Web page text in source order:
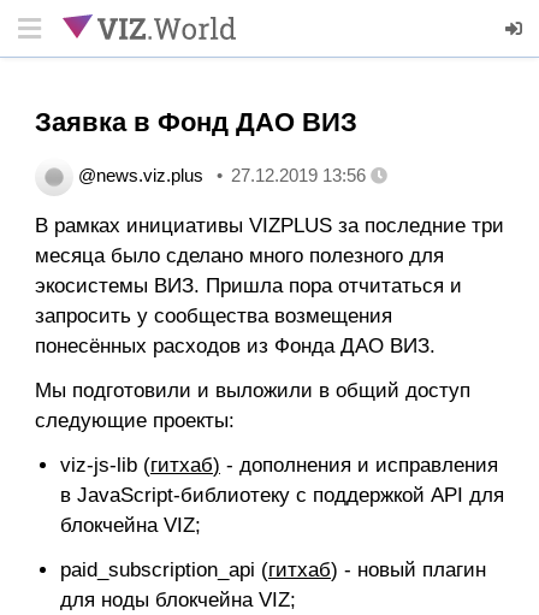
Заявка в Фонд ДАО ВИЗ
@news.viz.plus 27.12.2019 13:56
В рамках инициативы VIZPLUS за последние три
месяца было сделано много полезного для
экосистемы ВИЗ. Пришла пора отчитаться и
запросить у сообщества возмещения
понесённых расходов из Фонда ДАО ВИЗ.
Мы подготовили и выложили в общий доступ
следующие проекты:
viz-js-lib (гитхаб) - дополнения и исправления
в JavaScript-библиотеку с поддержкой API для
блокчейна VIZ;
paid_subscription_api (гитхаб) - новый плагин
для ноды блокчейна VIZ;